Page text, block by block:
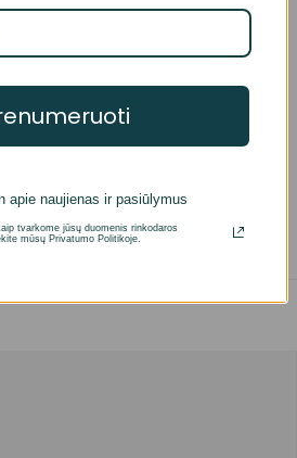
apie naujienas ir pasiūlymus
tvarkome jūsų duomenis rinkodaros
mūsų Privatumo Politikoje.